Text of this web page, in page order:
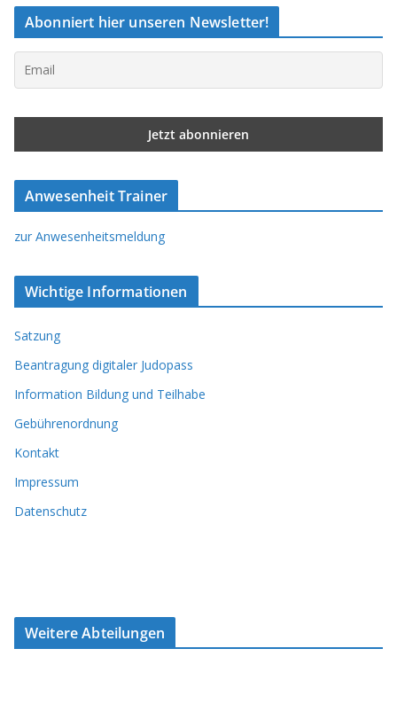
Abonniert hier unseren Newsletter!
Anwesenheit Trainer
zur Anwesenheitsmeldung
Wichtige Informationen
Satzung
Beantragung digitaler Judopass
Information Bildung und Teilhabe
Gebührenordnung
Kontakt
Impressum
Datenschutz
Weitere Abteilungen